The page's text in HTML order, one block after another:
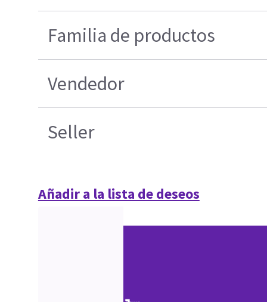
Familia de productos
Vendedor
Seller
Añadir a la lista de deseos